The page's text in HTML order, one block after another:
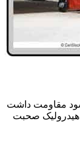
مقاومت داشت
هیدرولیک صحبت